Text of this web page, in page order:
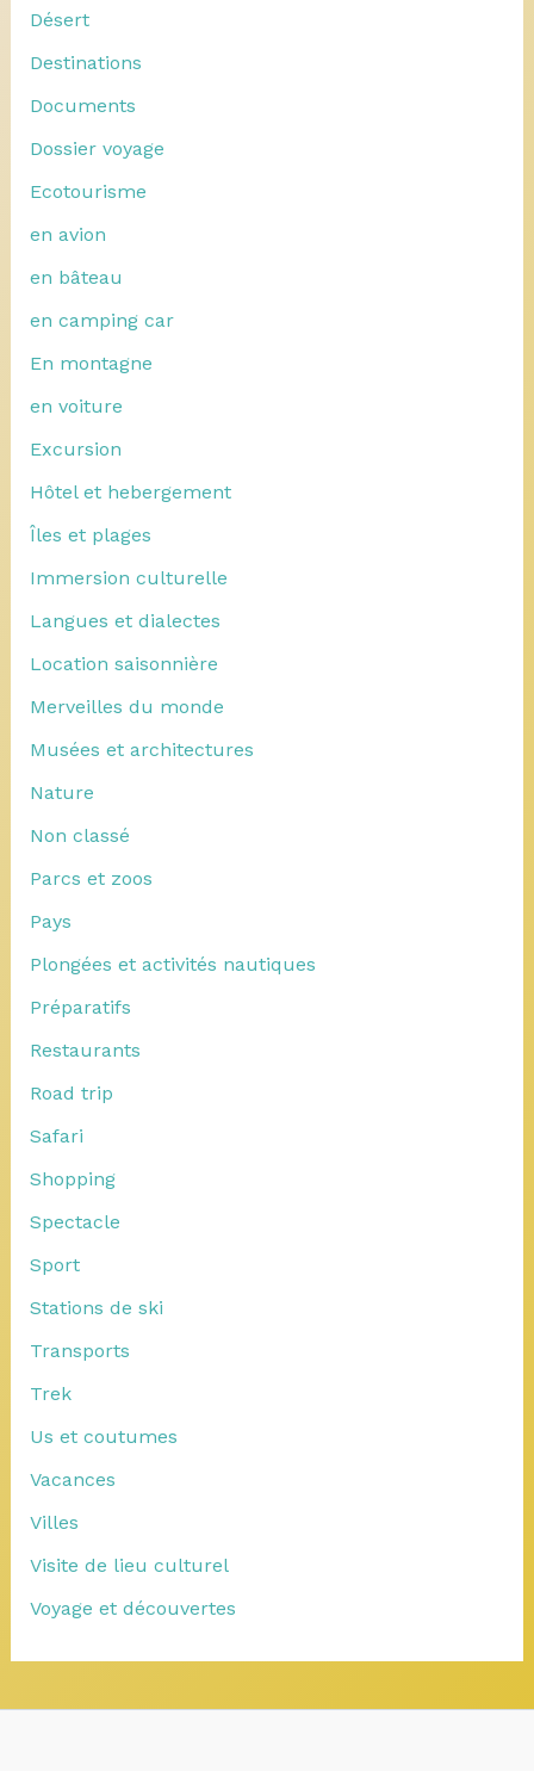
Désert
Destinations
Documents
Dossier voyage
Ecotourisme
en avion
en bâteau
en camping car
En montagne
en voiture
Excursion
Hôtel et hebergement
Îles et plages
Immersion culturelle
Langues et dialectes
Location saisonnière
Merveilles du monde
Musées et architectures
Nature
Non classé
Parcs et zoos
Pays
Plongées et activités nautiques
Préparatifs
Restaurants
Road trip
Safari
Shopping
Spectacle
Sport
Stations de ski
Transports
Trek
Us et coutumes
Vacances
Villes
Visite de lieu culturel
Voyage et découvertes